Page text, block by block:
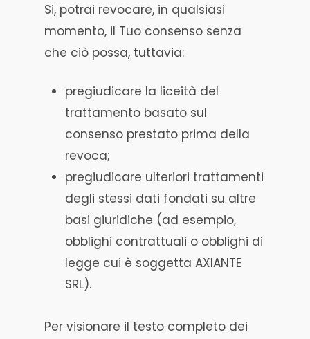
Si, potrai revocare, in qualsiasi
momento, il Tuo consenso senza
che ciò possa, tuttavia:
pregiudicare la liceità del
trattamento basato sul
consenso prestato prima della
revoca;
pregiudicare ulteriori trattamenti
degli stessi dati fondati su altre
basi giuridiche (ad esempio,
obblighi contrattuali o obblighi di
legge cui è soggetta AXIANTE
SRL).
Per visionare il testo completo dei